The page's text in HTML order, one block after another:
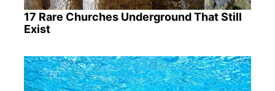
17 Rare Churches Underground That Still
Exist